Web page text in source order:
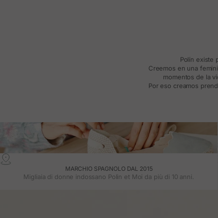
Polín existe
Creemos en una
momentos de la
Por eso creamos
MARCHIO SPAGNOLO DAL 2015
Migliaia di donne indossano Polin et Moi da più di 10 anni.